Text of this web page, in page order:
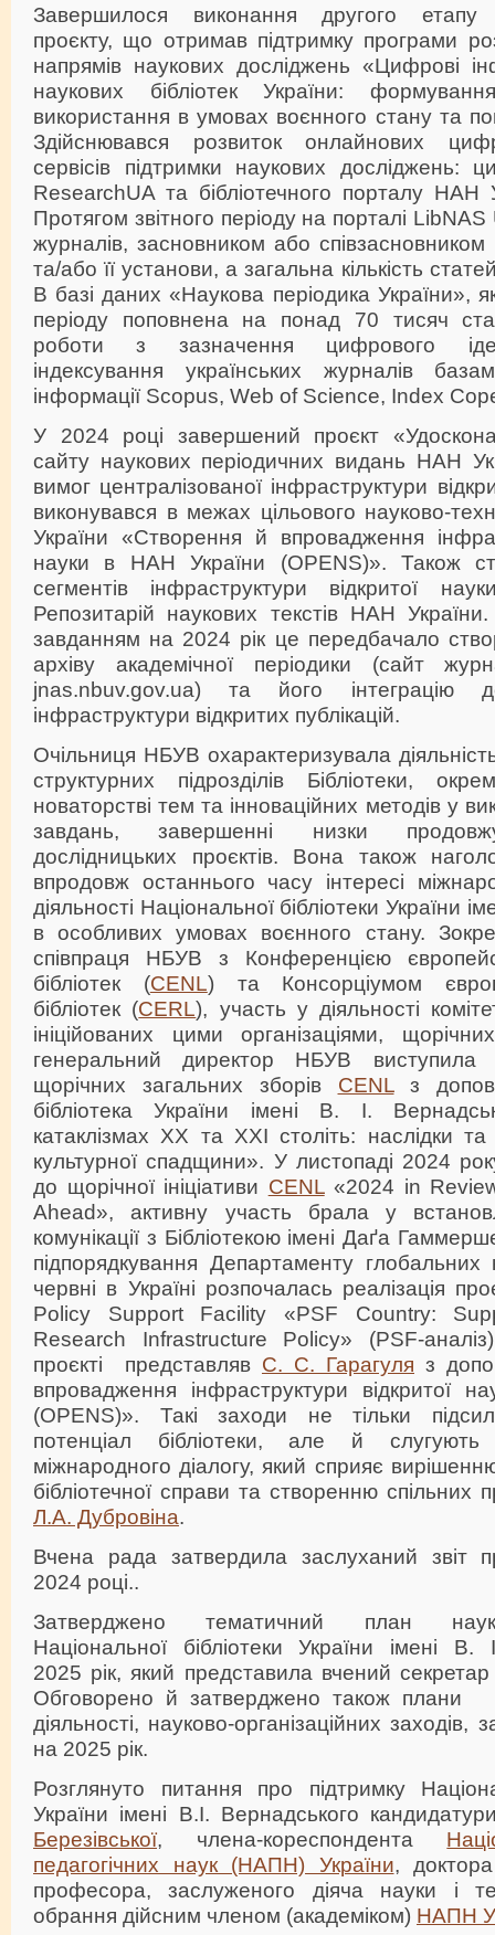
Завершилося виконання другого етапу
проєкту, що отримав підтримку програми
напрямів наукових досліджень «Цифрові
наукових бібліотек України:
використання в умовах воєнного стану та
Здійснювався розвиток онлайнових
сервісів підтримки наукових досліджень:
ResearchUA та бібліотечного порталу НАН
Протягом звітного періоду на порталі
журналів, засновником або
та/або її установи, а загальна кількість
В базі даних «Наукова періодика України»,
періоду поповнена на понад 70 тисяч
роботи з зазначення цифрового
індексування українських журналів
інформації Scopus, Web of Science, Index
У 2024 році завершений проєкт
сайту наукових періодичних видань НАН
вимог централізованої інфраструктури
виконувався в межах цільового науково-
України «Створення й впровадження
науки в НАН України (OPENS)». Також
сегментів інфраструктури відкритої
Репозитарій наукових текстів НАН
завданням на 2024 рік це передбачало
архіву академічної періодики (сайт
jnas.nbuv.gov.ua) та його інтеграцію
інфраструктури відкритих публікацій.
Очільниця НБУВ охарактеризувала
структурних підрозділів Бібліотеки,
новаторстві тем та інноваційних методів у
завдань, завершенні низки
дослідницьких проєктів. Вона також
впродовж останнього часу інтересі
діяльності Національної бібліотеки України
в особливих умовах воєнного стану.
співпраця НБУВ з Конференцією
бібліотек (CENL) та Консорціумом
бібліотек (CERL), участь у діяльності
ініційованих цими організаціями,
генеральний директор НБУВ виступила
щорічних загальних зборів CENLз
бібліотека України імені В. І.
катаклізмах ХХ та ХХІ століть: наслідки
культурної спадщини». У листопаді 2024
до щорічної ініціативи CENL«2024 in
Ahead», активну участь брала у
комунікації з Бібліотекою імені Даґа
підпорядкування Департаменту
червні в Україні розпочалась реалізація
Policy Support Facility «PSF Country:
Research Infrastructure Policy» (PSF-
проєкті представляв С. С. Гарагуля з
впровадження інфраструктури відкритої
(OPENS)». Такі заходи не тільки
потенціал бібліотеки, але й
міжнародного діалогу, який сприяє
бібліотечної справи та створенню спільних
Л.А. Дубровіна.
Вчена рада затвердила заслуханий
2024 році..
Затверджено тематичний план
Національної бібліотеки України імені
2025 рік, який представила вчений
Обговорено й затверджено також плани
діяльності, науково-організаційних заходів,
на 2025 рік.
Розглянуто питання про підтримку
України імені В.І. Вернадського
Березівської, члена-кореспондента
педагогічних наук (НАПН) України,
професора, заслуженого діяча науки і
обрання дійсним членом (академіком) НАПН